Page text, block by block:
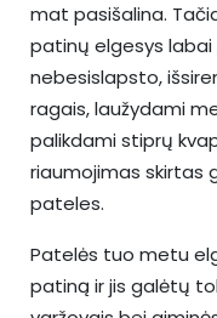
mat pasišalina.
patinų elgesys labai
nebesislapsto,
ragais, laužydami
palikdami stiprų
riaumojimas skirtas
pateles.
Patelės tuo metu
patiną ir jis galėtų